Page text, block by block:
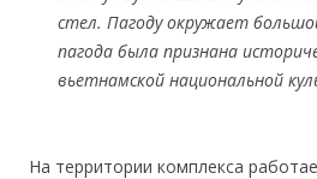
стел. Пагоду окружает
пагода была признана
вьетнамской национальной
На территории комплекса